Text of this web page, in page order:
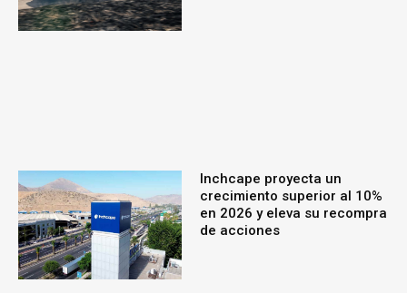
Inchcape proyecta un
crecimiento superior al 10%
en 2026 y eleva su recompra
de acciones